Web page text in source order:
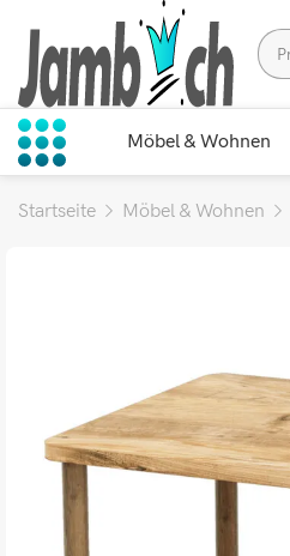
Möbel & Wohnen
Startseite Möbel & Wohnen